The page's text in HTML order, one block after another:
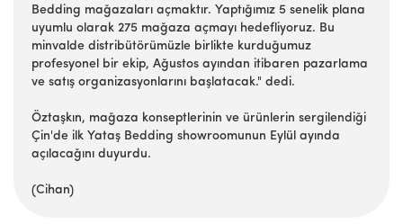
Bedding mağazaları açmaktır. Yaptığımız 5 senelik plana
uyumlu olarak 275 mağaza açmayı hedefliyoruz. Bu
minvalde distribütörümüzle birlikte kurduğumuz
profesyonel bir ekip, Ağustos ayından itibaren pazarlama
ve satış organizasyonlarını başlatacak." dedi.
Öztaşkın, mağaza konseptlerinin ve ürünlerin sergilendiği
Çin'de ilk Yataş Bedding showroomunun Eylül ayında
açılacağını duyurdu.
(Cihan)